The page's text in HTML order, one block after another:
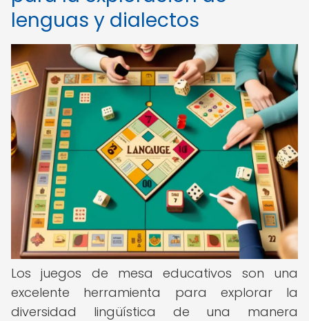
lenguas y dialectos
Los juegos de mesa educativos son una
excelente herramienta para explorar la
diversidad lingüística de una manera